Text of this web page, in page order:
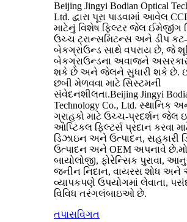
Beijing Jingyi Bodian Optical
Ltd. દ્વારા પૂરા પાડવામાં આવેલ
માટેનું વિશેષ ફિલ્ટર જેલ ઈમેજીંગ
ઉચ્ચ ટ્રાન્સમિટન્સ અને ડીપ
બેકગ્રાઉન્ડ સાથે વપરાય છે, જે
બેકગ્રાઉન્ડના અવાજને
શકે છે અને જેલને સુધારી શકે છે.
છબી મેળવવા માટે સિસ્ટમની
સંવેદનશીલતા.Beijing Jingyi
Technology Co., Ltd. સ્થાનિક
ગ્રાહકો માટે ઉચ્ચ-પ્રદર્શન જેલ
ઓપ્ટિકલ ફિલ્ટર્સ પ્રદાન કરવા
ડિઝાઇન અને ઉત્પાદન, સહકારી
ઉત્પાદન અને OEM અપનાવે
બાયોલોજી, ફોરેન્સિક પુરાવા,
જનીન નિદાન, વાયરસ શોધ અને
વ્યાપકપણે ઉપયોગમાં લેવાતા,
વિવિધ તરંગલંબાઇઓ છે.
તપાસવિગત